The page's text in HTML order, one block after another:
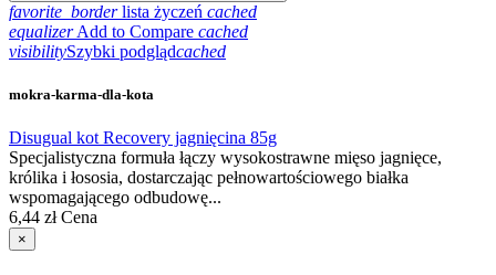
favorite_border lista życzeń cached
equalizer Add to Compare cached
visibilitySzybki podglądcached
mokra-karma-dla-kota
Disugual kot Recovery jagnięcina 85g
Specjalistyczna formuła łączy wysokostrawne mięso jagnięce,
królika i łososia, dostarczając pełnowartościowego białka
wspomagającego odbudowę...
6,44 zł Cena
×